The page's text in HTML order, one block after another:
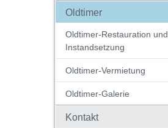
Oldtimer
Oldtimer-Restauration und
Instandsetzung
Oldtimer-Vermietung
Oldtimer-Galerie
Kontakt